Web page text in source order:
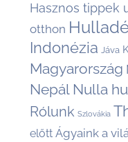
Hasznos tippek
otthon
Indonézia Jáva
Magyarország
Nepál Nulla
Rólunk Szlovákia
előtt Ágyaink a